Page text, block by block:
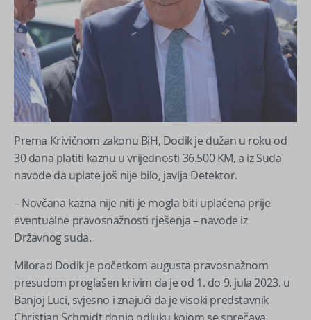
Prema Krivičnom zakonu BiH, Dodik je dužan u roku od
30 dana platiti kaznu u vrijednosti 36.500 KM, a iz Suda
navode da uplate još nije bilo, javlja Detektor.
– Novčana kazna nije niti je mogla biti uplaćena prije
eventualne pravosnažnosti rješenja – navode iz
Državnog suda.
Milorad Dodik je početkom augusta pravosnažnom
presudom proglašen krivim da je od 1. do 9. jula 2023. u
Banjoj Luci, svjesno i znajući da je visoki predstavnik